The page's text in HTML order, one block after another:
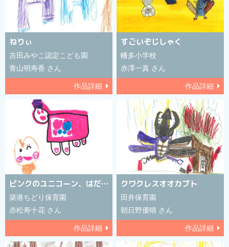
ねりぃ
吉田みやこ認定こども園
青山明寿香 さん
作品詳細
すごいぞじしゃく
幡多小学校
赤澤一真 さん
作品詳細
ピンクのユニコーン、はだいろのりす
築港ちどり保育園
赤松寿十花 さん
作品詳細
クワクレスオオカブト
田井保育園
朝日野優晴 さん
作品詳細